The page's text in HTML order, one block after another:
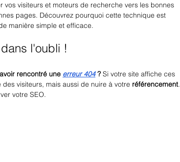
vos visiteurs et moteurs de recherche vers les bonnes
pages. Découvrez pourquoi cette technique est
manière simple et efficace.
l'oubli !
rencontré une erreur 404 ? Si votre site affiche ces
visiteurs, mais aussi de nuire à votre référencement.
votre SEO.